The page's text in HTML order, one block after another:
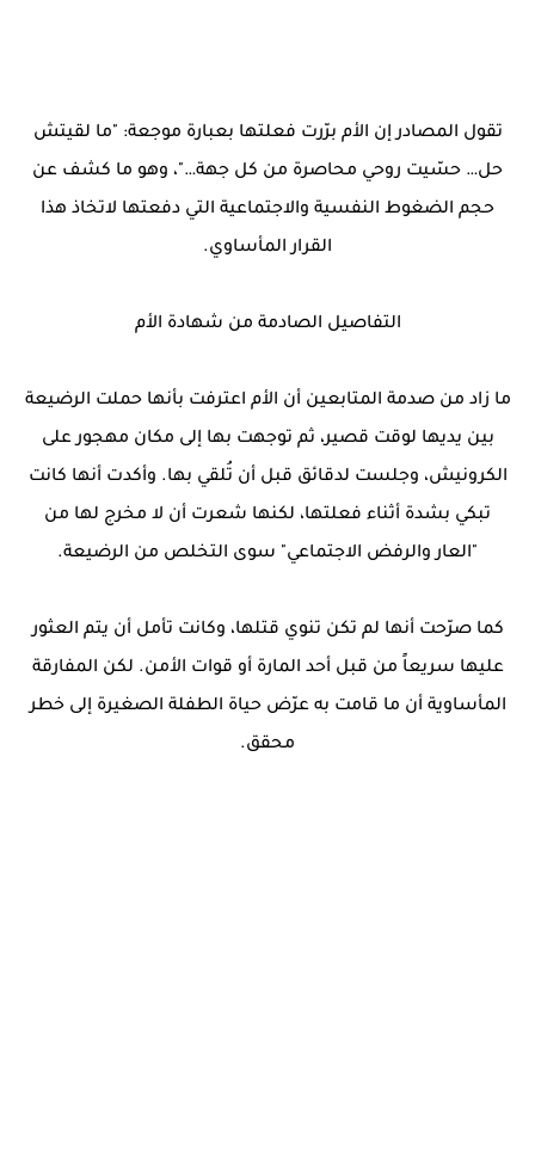
تقول المصادر إن الأم برّرت فعلتها بعبارة موجعة: "ما لقيتش
حل… حسّيت روحي محاصرة من كل جهة…"، وهو ما كشف عن
حجم الضغوط النفسية والاجتماعية التي دفعتها لاتخاذ هذا
القرار المأساوي.
التفاصيل الصادمة من شهادة الأم
ما زاد من صدمة المتابعين أن الأم اعترفت بأنها حملت الرضيعة
بين يديها لوقت قصير، ثم توجهت بها إلى مكان مهجور على
الكرونيش، وجلست لدقائق قبل أن تُلقي بها. وأكدت أنها كانت
تبكي بشدة أثناء فعلتها، لكنها شعرت أن لا مخرج لها من
"العار والرفض الاجتماعي" سوى التخلص من الرضيعة.
كما صرّحت أنها لم تكن تنوي قتلها، وكانت تأمل أن يتم العثور
عليها سريعاً من قبل أحد المارة أو قوات الأمن. لكن المفارقة
المأساوية أن ما قامت به عرّض حياة الطفلة الصغيرة إلى خطر
محقق.